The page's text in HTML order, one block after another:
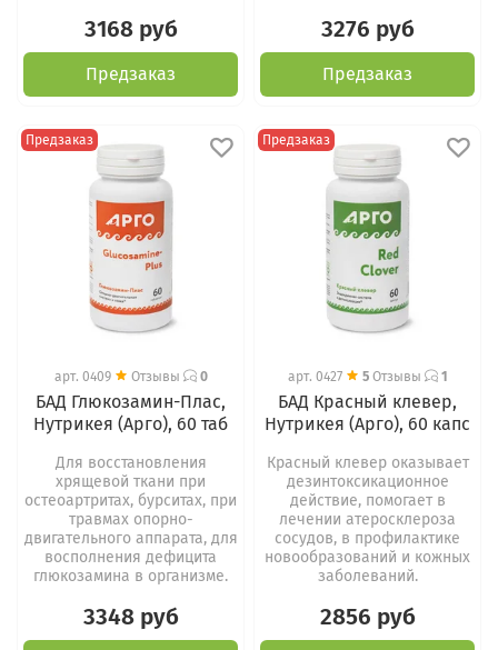
3168 руб
Предзаказ
3276 руб
Предзаказ
Предзаказ
арт. 0409 Отзывы 0
БАД Глюкозамин-Плас,
Нутрикея (Арго), 60 таб
Для восстановления
хрящевой ткани при
остеоартритах, бурситах, при
травмах опорно-
двигательного аппарата, для
восполнения дефицита
глюкозамина в организме.
3348 руб
Предзаказ
арт. 0427 5Отзывы 1
БАД Красный клевер,
Нутрикея (Арго), 60 капс
Красный клевер оказывает
дезинтоксикационное
действие, помогает в
лечении атеросклероза
сосудов, в профилактике
новообразований и кожных
заболеваний.
2856 руб